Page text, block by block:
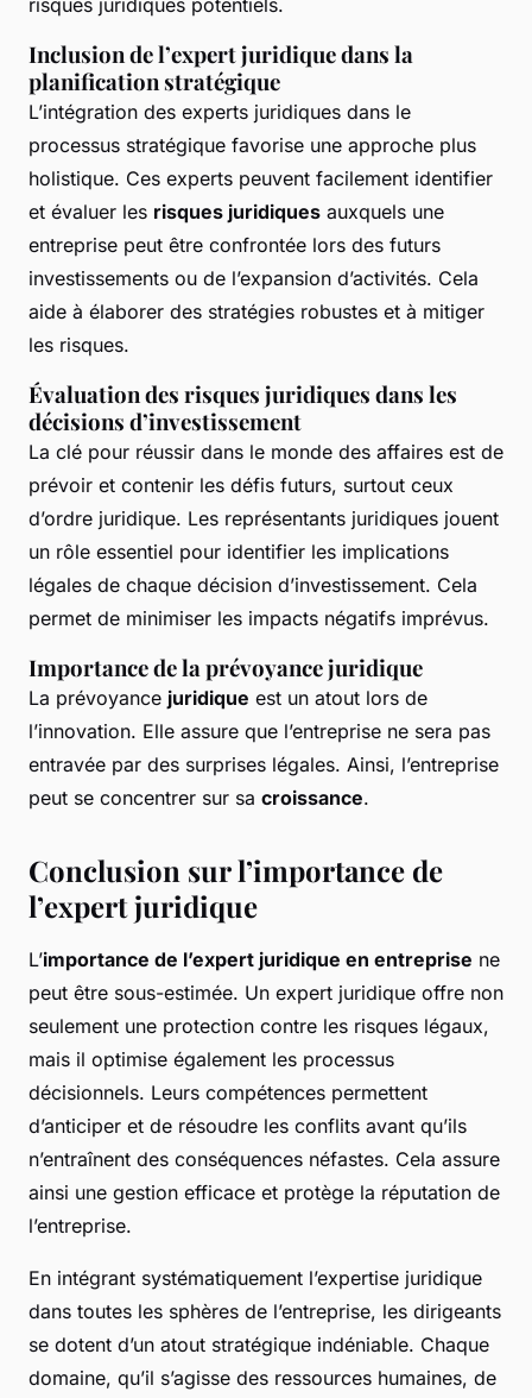
risques juridiques potentiels.
Inclusion de l’expert juridique dans la
planification stratégique
L’intégration des experts juridiques dans le
processus stratégique favorise une approche plus
holistique. Ces experts peuvent facilement identifier
et évaluer les risques juridiques auxquels une
entreprise peut être confrontée lors des futurs
investissements ou de l’expansion d’activités. Cela
aide à élaborer des stratégies robustes et à mitiger
les risques.
Évaluation des risques juridiques dans les
décisions d’investissement
La clé pour réussir dans le monde des affaires est de
prévoir et contenir les défis futurs, surtout ceux
d’ordre juridique. Les représentants juridiques jouent
un rôle essentiel pour identifier les implications
légales de chaque décision d’investissement. Cela
permet de minimiser les impacts négatifs imprévus.
Importance de la prévoyance juridique
La prévoyance juridique est un atout lors de
l’innovation. Elle assure que l’entreprise ne sera pas
entravée par des surprises légales. Ainsi, l’entreprise
peut se concentrer sur sa croissance.
Conclusion sur l’importance de
l’expert juridique
L’importance de l’expert juridique en entreprise ne
peut être sous-estimée. Un expert juridique offre non
seulement une protection contre les risques légaux,
mais il optimise également les processus
décisionnels. Leurs compétences permettent
d’anticiper et de résoudre les conflits avant qu’ils
n’entraînent des conséquences néfastes. Cela assure
ainsi une gestion efficace et protège la réputation de
l’entreprise.
En intégrant systématiquement l’expertise juridique
dans toutes les sphères de l’entreprise, les dirigeants
se dotent d’un atout stratégique indéniable. Chaque
domaine, qu’il s’agisse des ressources humaines, de